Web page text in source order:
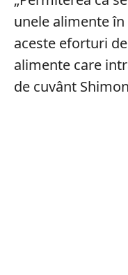
unele alimente în
aceste eforturi
alimente care
de cuvânt